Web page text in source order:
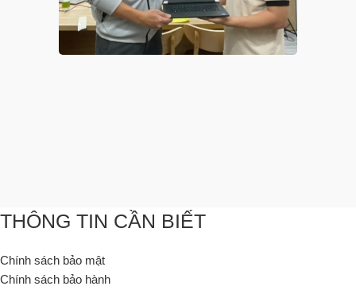
THÔNG TIN CẦN BIẾT
Chính sách bảo mật
Chính sách bảo hành